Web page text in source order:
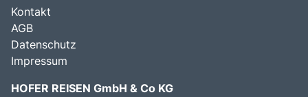
Kontakt
AGB
Datenschutz
Impressum
HOFER REISEN GmbH & Co KG